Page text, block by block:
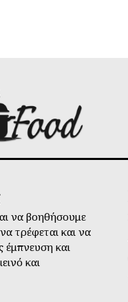
να βοηθήσουμε
τρέφεται και να
έμπνευση και
και